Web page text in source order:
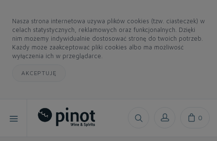
Nasza strona internetowa używa plików cookies (tzw. ciasteczek) w
celach statystycznych, reklamowych oraz funkcjonalnych. Dzięki
nim możemy indywidualnie dostosować stronę do twoich potrzeb.
Każdy może zaakceptować pliki cookies albo ma możliwość
wyłączenia ich w przeglądarce.
AKCEPTUJĘ
0